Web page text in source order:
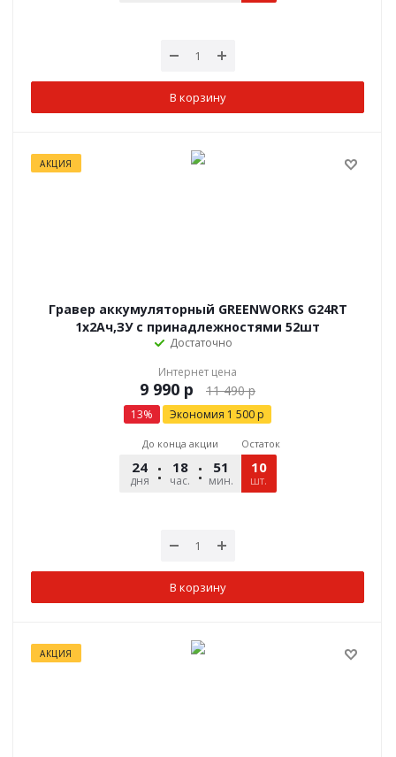
В корзину
АКЦИЯ
Гравер аккумуляторный GREENWORKS G24RT
1х2Ач,ЗУ с принадлежностями 52шт
Достаточно
Интернет цена
р 11 490р
13% Экономия 1 500 р
До конца акции
24
дня
18
час.
51
мин.
12
сек.
Остаток
10
шт.
В корзину
АКЦИЯ